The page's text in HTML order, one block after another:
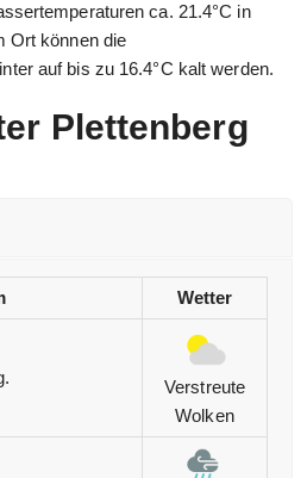
ca. 21.4°C in
Ort können die
auf bis zu 16.4°C kalt werden.
Plettenberg
Wetter
Verstreute
Wolken